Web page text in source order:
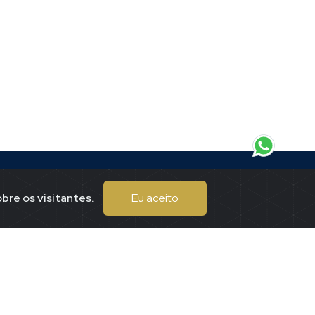
Endereço
Praça Tuiti, 167
os visitantes. Eu aceito